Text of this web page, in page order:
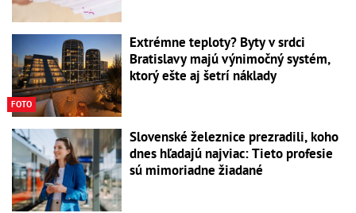
FOTO
Extrémne teploty? Byty v srdci
Bratislavy majú výnimočný systém,
ktorý ešte aj šetrí náklady
Slovenské železnice prezradili, koho
dnes hľadajú najviac: Tieto profesie
sú mimoriadne žiadané